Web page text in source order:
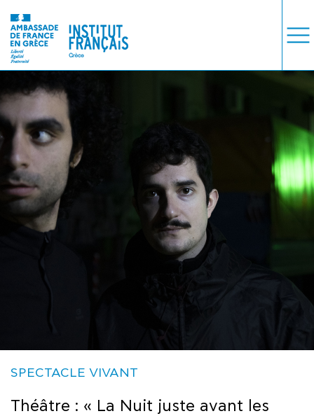
COURS
EXAMENS
ETUDES
SYNERGIES
LA MÉDIATHÈQUE
SPECTACLE VIVANT
Théâtre : « La Nuit juste avant les